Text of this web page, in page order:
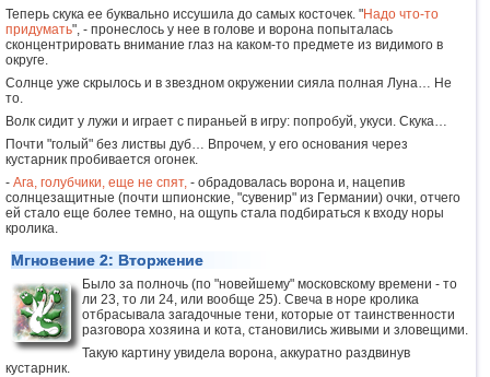
Теперь скука ее буквально иссушила до самых косточек. "Надо что-то
придумать", - пронеслось у нее в голове и ворона попыталась
сконцентрировать внимание глаз на каком-то предмете из видимого в
округе.
Солнце уже скрылось и в звездном окружении сияла полная Луна… Не
то.
Волк сидит у лужи и играет с пираньей в игру: попробуй, укуси. Скука…
Почти "голый" без листвы дуб… Впрочем, у его основания через
кустарник пробивается огонек.
- Ага, голубчики, еще не спят, - обрадовалась ворона и, нацепив
солнцезащитные (почти шпионские, "сувенир" из Германии) очки, отчего
ей стало еще более темно, на ощупь стала подбираться к входу норы
кролика.
Мгновение 2: Вторжение
Было за полночь (по "новейшему" московскому времени - то
ли 23, то ли 24, или вообще 25). Свеча в норе кролика
отбрасывала загадочные тени, которые от таинственности
разговора хозяина и кота, становились живыми и зловещими.
Такую картину увидела ворона, аккуратно раздвинув
кустарник.